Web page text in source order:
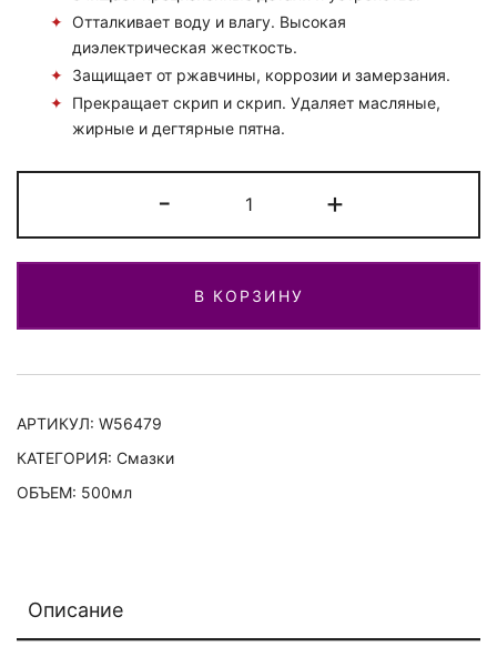
Отталкивает воду и влагу. Высокая
диэлектрическая жесткость.
Защищает от ржавчины, коррозии и замерзания.
Прекращает скрип и скрип. Удаляет масляные,
жирные и дегтярные пятна.
-
Многофункциональная
проникающая
в
аэрозоле
+
В КОРЗИНУ
АРТИКУЛ: W56479
КАТЕГОРИЯ: Смазки
ОБЪЕМ: 500мл
Описание